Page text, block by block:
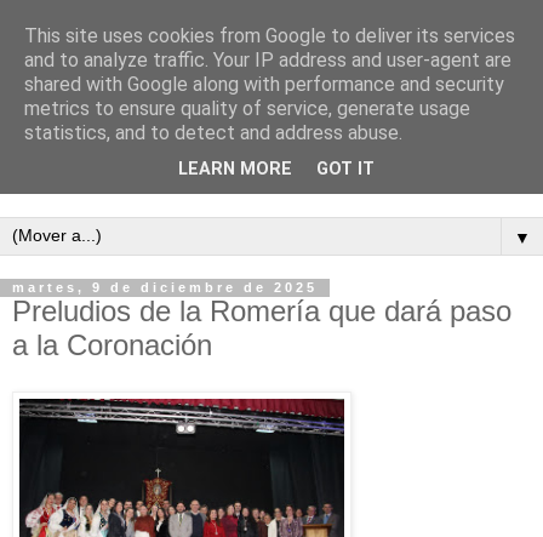
Semanario independiente de Calañas
▼
martes, 9 de diciembre de 2025
Preludios de la Romería que dará paso
a la Coronación
This site uses cookies from Google to deliver its services
and to analyze traffic. Your IP address and user-agent are
shared with Google along with performance and security
metrics to ensure quality of service, generate usage
statistics, and to detect and address abuse.
LEARN MORE GOT IT